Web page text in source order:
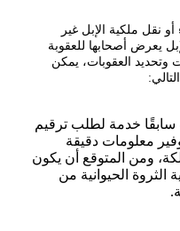
أو نقل ملكية الإبل غير
يعرض أصحابها للعقوبة
وتحديد العقوبات، يمكن
سابقًا خدمة لطلب ترقيم
معلومات دقيقة
ومن المتوقع أن يكون
الثروة الحيوانية من